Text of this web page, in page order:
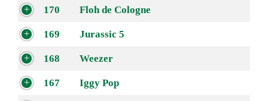
170 Floh de Cologne
169 Jurassic 5
168 Weezer
167 Iggy Pop